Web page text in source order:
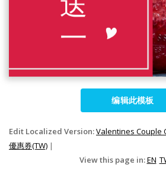
编辑此模板
Edit Localized Version:Valentines Couple
優惠券(TW) |
View this page in:EN